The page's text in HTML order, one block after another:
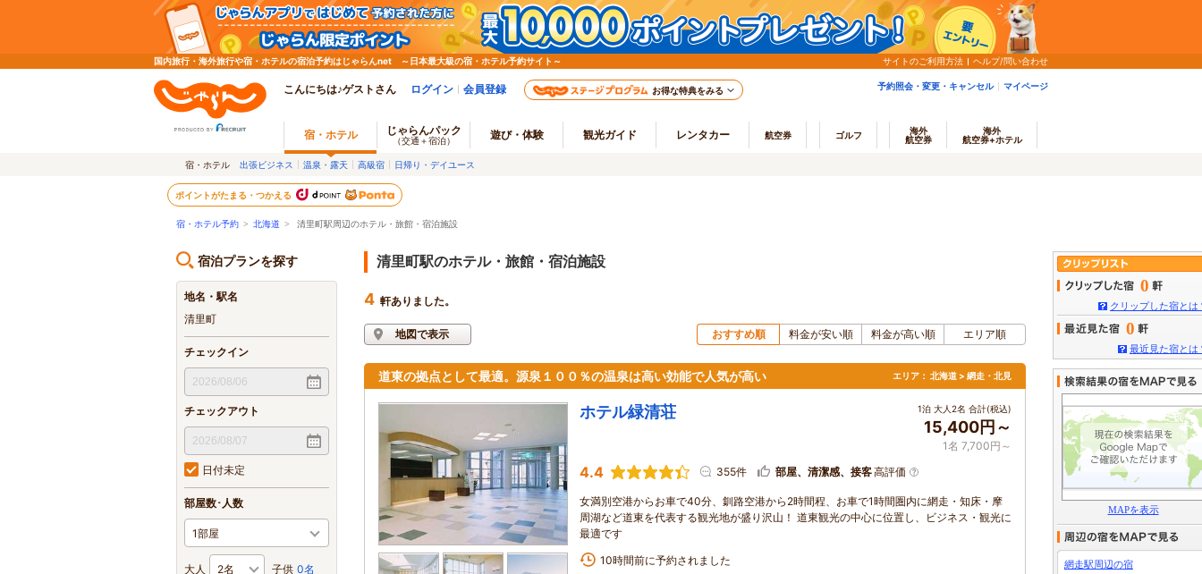
国内旅行・海外旅行や宿・ホテルの宿泊予約はじゃらんnet ～日本最大級の宿・ホテル予約サイト～ サイトのご利用方法 ヘルプ/問い合わせ
こんにちは♪ゲストさん ログイン 会員登録 お得な特典をみる 予約照会・変更・キャンセル マイページ
宿・ホテル じゃらんパック
（交通＋宿泊） 遊び・体験 観光ガイド レンタカー 航空券 ゴルフ
海外
航空券
海外
航空券+ホテル
宿・ホテル 出張ビジネス 温泉・露天 高級宿 日帰り・デイユース
ポイントがたまる・つかえる
宿・ホテル予約 > 北海道 > 清里町駅周辺のホテル・旅館・宿泊施設
宿泊プランを探す
地名・駅名
清里町
チェックイン
チェックアウト
日付未定
部屋数･人数
大人 子供 0名
清里町駅のホテル・旅館・宿泊施設
4 軒ありました。
地図で表示 おすすめ順 料金が安い順 料金が高い順 エリア順
道東の拠点として最適。源泉１００％の温泉は高い効能で人気が高い エリア： 北海道 > 網走・北見
ホテル緑清荘 1泊 大人2名 合計(税込)
15,400円～
1名 7,700円～
4.4 355件 部屋、清潔感、接客高評価
女満別空港からお車で40分、釧路空港から2時間程、お車で1時間圏内に網走・知床・摩
周湖など道東を代表する観光地が盛り沢山！ 道東観光の中心に位置し、ビジネス・観光に
最適です
10時間前に予約されました
0
クリップした宿とは
0
最近見た宿とは
MAPを表示
網走駅周辺の宿